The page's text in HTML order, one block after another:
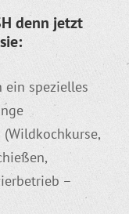
denn jetzt
ein spezielles
–